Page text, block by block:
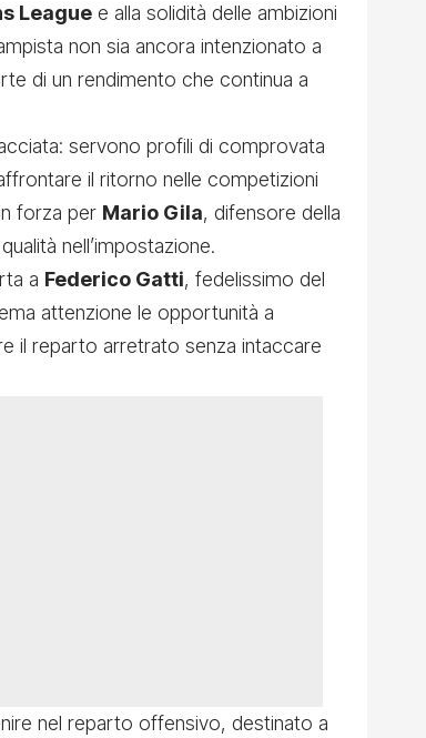
League e alla solidità delle ambizioni
non sia ancora intenzionato a
di un rendimento che continua a
servono profili di comprovata
il ritorno nelle competizioni
forza per Mario Gila, difensore della
nell’impostazione.
a Federico Gatti, fedelissimo del
attenzione le opportunità a
il reparto arretrato senza intaccare
nel reparto offensivo, destinato a